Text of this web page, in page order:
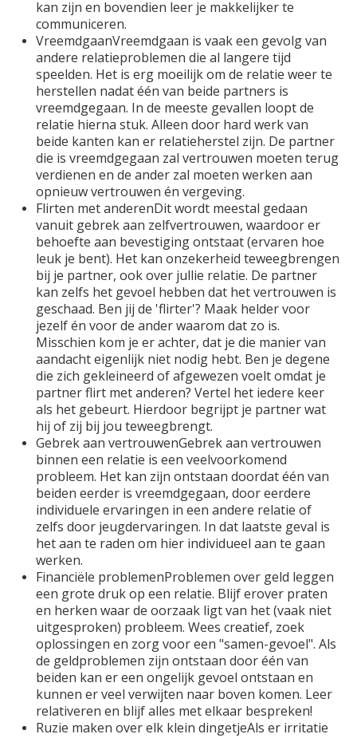
kan zijn en bovendien leer je makkelijker te
communiceren.
VreemdgaanVreemdgaan is vaak een gevolg van
andere relatieproblemen die al langere tijd
speelden. Het is erg moeilijk om de relatie weer te
herstellen nadat één van beide partners is
vreemdgegaan. In de meeste gevallen loopt de
relatie hierna stuk. Alleen door hard werk van
beide kanten kan er relatieherstel zijn. De partner
die is vreemdgegaan zal vertrouwen moeten terug
verdienen en de ander zal moeten werken aan
opnieuw vertrouwen én vergeving.
Flirten met anderenDit wordt meestal gedaan
vanuit gebrek aan zelfvertrouwen, waardoor er
behoefte aan bevestiging ontstaat (ervaren hoe
leuk je bent). Het kan onzekerheid teweegbrengen
bij je partner, ook over jullie relatie. De partner
kan zelfs het gevoel hebben dat het vertrouwen is
geschaad. Ben jij de 'flirter'? Maak helder voor
jezelf én voor de ander waarom dat zo is.
Misschien kom je er achter, dat je die manier van
aandacht eigenlijk niet nodig hebt. Ben je degene
die zich gekleineerd of afgewezen voelt omdat je
partner flirt met anderen? Vertel het iedere keer
als het gebeurt. Hierdoor begrijpt je partner wat
hij of zij bij jou teweegbrengt.
Gebrek aan vertrouwenGebrek aan vertrouwen
binnen een relatie is een veelvoorkomend
probleem. Het kan zijn ontstaan doordat één van
beiden eerder is vreemdgegaan, door eerdere
individuele ervaringen in een andere relatie of
zelfs door jeugdervaringen. In dat laatste geval is
het aan te raden om hier individueel aan te gaan
werken.
Financiële problemenProblemen over geld leggen
een grote druk op een relatie. Blijf erover praten
en herken waar de oorzaak ligt van het (vaak niet
uitgesproken) probleem. Wees creatief, zoek
oplossingen en zorg voor een "samen-gevoel". Als
de geldproblemen zijn ontstaan door één van
beiden kan er een ongelijk gevoel ontstaan en
kunnen er veel verwijten naar boven komen. Leer
relativeren en blijf alles met elkaar bespreken!
Ruzie maken over elk klein dingetjeAls er irritatie